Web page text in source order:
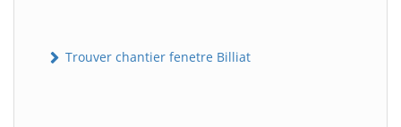
Trouver chantier fenetre Billiat